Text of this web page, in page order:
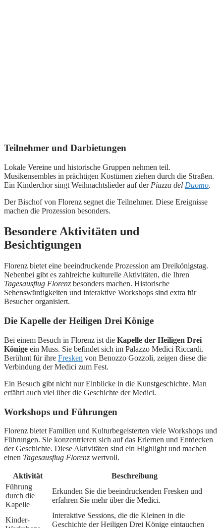
Teilnehmer und Darbietungen
Lokale Vereine und historische Gruppen nehmen teil.
Musikensembles in prächtigen Kostümen ziehen durch die Straßen.
Ein Kinderchor singt Weihnachtslieder auf der Piazza del Duomo.
Der Bischof von Florenz segnet die Teilnehmer. Diese Ereignisse
machen die Prozession besonders.
Besondere Aktivitäten und
Besichtigungen
Florenz bietet eine beeindruckende Prozession am Dreikönigstag.
Nebenbei gibt es zahlreiche kulturelle Aktivitäten, die Ihren
Tagesausflug Florenz besonders machen. Historische
Sehenswürdigkeiten und interaktive Workshops sind extra für
Besucher organisiert.
Die Kapelle der Heiligen Drei Könige
Bei einem Besuch in Florenz ist die Kapelle der Heiligen Drei
Könige ein Muss. Sie befindet sich im Palazzo Medici Riccardi.
Berühmt für ihre Fresken von Benozzo Gozzoli, zeigen diese die
Verbindung der Medici zum Fest.
Ein Besuch gibt nicht nur Einblicke in die Kunstgeschichte. Man
erfährt auch viel über die Geschichte der Medici.
Workshops und Führungen
Florenz bietet Familien und Kulturbegeisterten viele Workshops und
Führungen. Sie konzentrieren sich auf das Erlernen und Entdecken
der Geschichte. Diese Aktivitäten sind ein Highlight und machen
einen Tagesausflug Florenz wertvoll.
Aktivität
Beschreibung
Führung
durch die
Kapelle
Erkunden Sie die beeindruckenden Fresken und
erfahren Sie mehr über die Medici.
Kinder-
Interaktive Sessions, die die Kleinen in die
Geschichte der Heiligen Drei Könige eintauchen